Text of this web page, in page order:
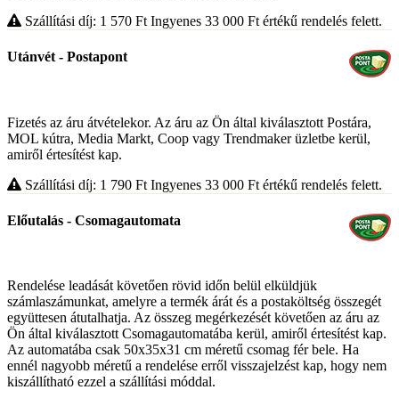
Szállítási díj: 1 570 Ft Ingyenes 33 000 Ft értékű rendelés felett.
Utánvét - Postapont
Fizetés az áru átvételekor. Az áru az Ön által kiválasztott Postára,
MOL kútra, Media Markt, Coop vagy Trendmaker üzletbe kerül,
amiről értesítést kap.
Szállítási díj: 1 790 Ft Ingyenes 33 000 Ft értékű rendelés felett.
Előutalás - Csomagautomata
Rendelése leadását követően rövid időn belül elküldjük
számlaszámunkat, amelyre a termék árát és a postaköltség összegét
együttesen átutalhatja. Az összeg megérkezését követően az áru az
Ön által kiválasztott Csomagautomatába kerül, amiről értesítést kap.
Az automatába csak 50x35x31 cm méretű csomag fér bele. Ha
ennél nagyobb méretű a rendelése erről visszajelzést kap, hogy nem
kiszállítható ezzel a szállítási móddal.